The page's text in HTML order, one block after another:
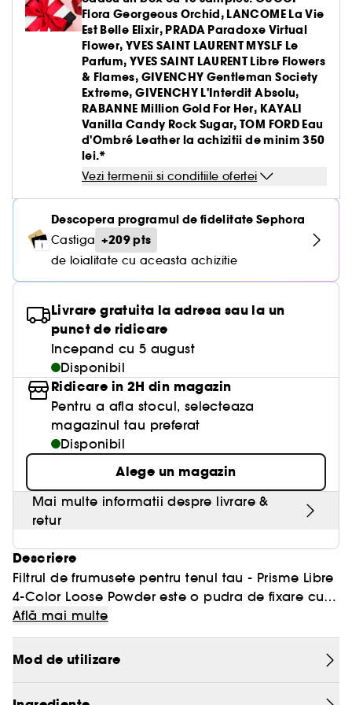
Flora Georgeous Orchid, LANCOME La Vie
Est Belle Elixir, PRADA Paradoxe Virtual
Flower, YVES SAINT LAURENT MYSLF Le
Parfum, YVES SAINT LAURENT Libre Flowers
& Flames, GIVENCHY Gentleman Society
Extreme, GIVENCHY L'Interdit Absolu,
RABANNE Million Gold For Her, KAYALI
Vanilla Candy Rock Sugar, TOM FORD Eau
d'Ombré Leather la achizitii de minim 350
lei.*
Vezi termenii si conditiile ofertei
Descopera programul de fidelitate Sephora
Castiga +209 pts
de loialitate cu aceasta achizitie
Livrare gratuita la adresa sau la un
punct de ridicare
Incepand cu 5 august
Disponibil
Ridicare in 2H din magazin
Pentru a afla stocul, selecteaza
magazinul tau preferat
Disponibil
Alege un magazin
Mai multe informatii despre livrare &
retur
Descriere
Filtrul de frumusete pentru tenul tau - Prisme Libre
4-Color Loose Powder este o pudra de fixare cu
textura ultra-fina ce ofera un finish mat-luminos
ce rezista pana la 24 de ore** si un efect de
setare si estompare a imperfectiunilor pana la 12
ore**, acum disponibil si in versiune de calatorie.
FORMULA NOUA SI IMBUNATATITA
Realizata cu o formula noua, acum cu 46% mai
fina* decat cea anterioara, pudra Prisme Libre
Află mai multe
Mod de utilizare